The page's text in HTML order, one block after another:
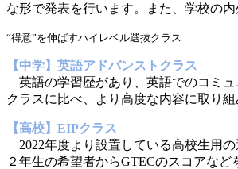
な形で発表を行います。また、学校の
“得意”を伸ばすハイレベル選抜クラス
【中学】英語アドバンストクラス
英語の学習歴があり、英語でのコミュ
クラスに比べ、より高度な内容に取り
【高校】EIPクラス
2022年度より設置している高校生用の
２年生の希望者からGTECのスコアな